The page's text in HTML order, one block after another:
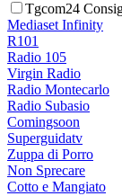
Tgcom24
Mediaset Infinity
R101
Radio 105
Virgin Radio
Radio Montecarlo
Radio Subasio
Comingsoon
Superguidatv
Zuppa di Porro
Non Sprecare
Cotto e Mangiato